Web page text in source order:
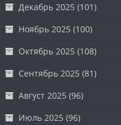
Декабрь 2025 (101)
Ноябрь 2025 (100)
Октябрь 2025 (108)
Сентябрь 2025 (81)
Август 2025 (96)
Июль 2025 (96)